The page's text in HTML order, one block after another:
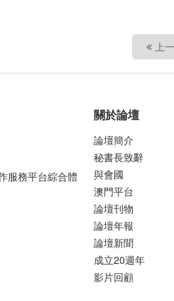
上
服務平台綜合體
關於論壇
論壇簡介
秘書長致辭
與會國
澳門平台
論壇刊物
論壇年報
論壇新聞
成立20週年
影片回顧